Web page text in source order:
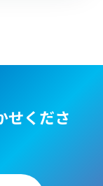
せくださ